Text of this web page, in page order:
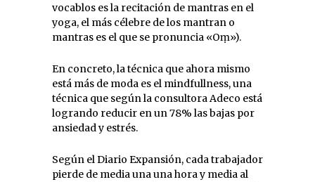
vocablos es la recitación de mantras en el
yoga, el más célebre de los mantran o
mantras es el que se pronuncia «Oṃ»).
En concreto, la técnica que ahora mismo
está más de moda es el mindfullness, una
técnica que según la consultora Adeco está
logrando reducir en un 78% las bajas por
ansiedad y estrés.
Según el Diario Expansión, cada trabajador
pierde de media una una hora y media al